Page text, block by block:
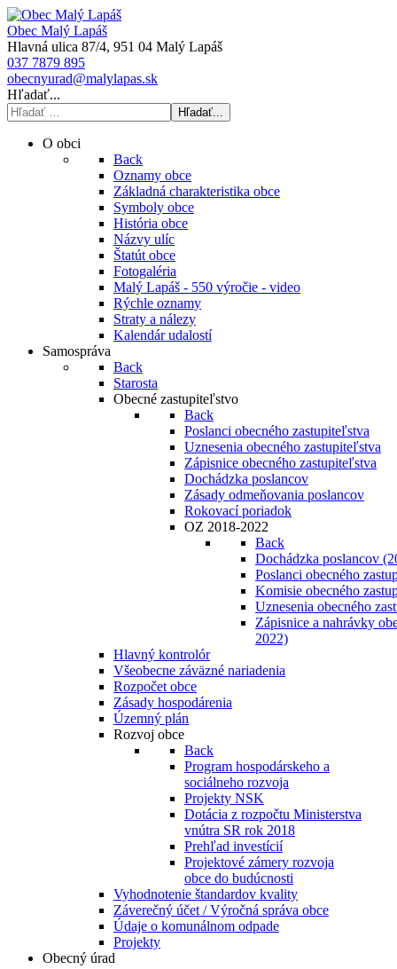
Obec Malý Lapáš
Hlavná ulica 87/4, 951 04 Malý Lapáš
037 7879 895
obecnyurad@malylapas.sk
Hľadať...
Hľadať...
O obci
Back
Oznamy obce
Základná charakteristika obce
Symboly obce
História obce
Názvy ulíc
Štatút obce
Fotogaléria
Malý Lapáš - 550 výročie - video
Rýchle oznamy
Straty a nálezy
Kalendár udalostí
Samospráva
Back
Starosta
Obecné zastupiteľstvo
Back
Poslanci obecného zastupiteľstva
Uznesenia obecného zastupiteľstva
Zápisnice obecného zastupiteľstva
Dochádzka poslancov
Zásady odmeňovania poslancov
Rokovací poriadok
OZ 2018-2022
Back
Dochádzka poslancov
Poslanci obecného
Komisie obecného
Uznesenia obecného
Zápisnice a nahrávky
2022)
Hlavný kontrolór
Všeobecne záväzné nariadenia
Rozpočet obce
Zásady hospodárenia
Územný plán
Rozvoj obce
Back
Program hospodárskeho a
sociálneho rozvoja
Projekty NSK
Dotácia z rozpočtu Ministerstva
vnútra SR rok 2018
Prehľad investícií
Projektové zámery rozvoja
obce do budúcnosti
Vyhodnotenie štandardov kvality
Záverečný účet / Výročná správa obce
Údaje o komunálnom odpade
Projekty
Obecný úrad